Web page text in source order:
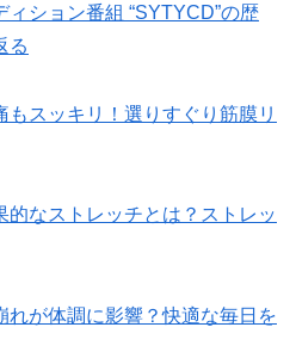
ィション番組 “SYTYCD”の歴
る
もスッキリ！選りすぐり筋膜リ
的なストレッチとは？ストレッ
れが体調に影響？快適な毎日を